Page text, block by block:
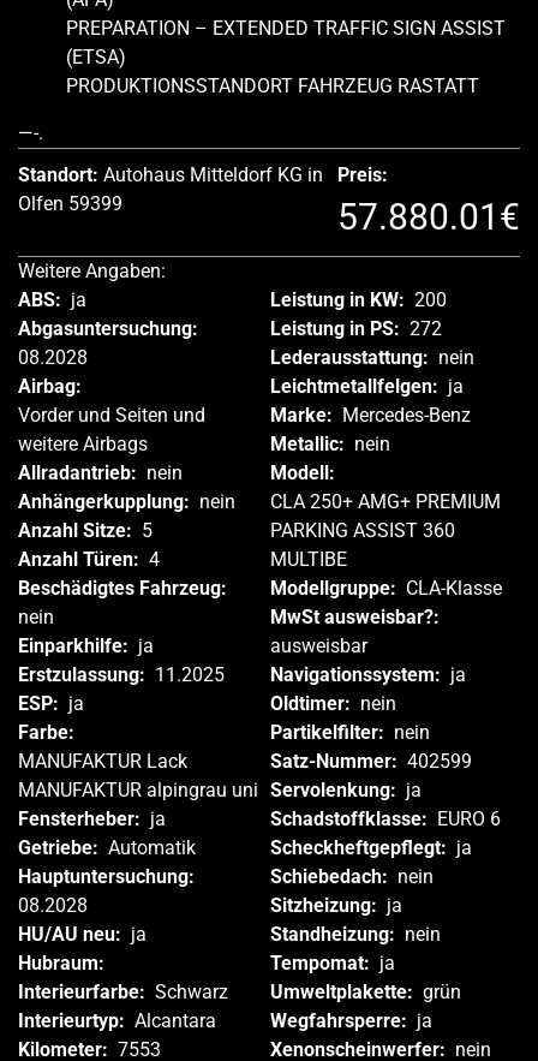
PREPARATION – EXTENDED TRAFFIC SIGN ASSIST
(ETSA)
PRODUKTIONSSTANDORT FAHRZEUG RASTATT
—-.
Standort: Autohaus Mitteldorf KG in
Olfen 59399
Preis:
57.880.01€
Weitere Angaben:
ABS: ja
Abgasuntersuchung:
08.2028
Airbag:
Vorder und Seiten und
weitere Airbags
Allradantrieb: nein
Anhängerkupplung: nein
Anzahl Sitze: 5
Anzahl Türen: 4
Beschädigtes Fahrzeug:
nein
Einparkhilfe: ja
Erstzulassung: 11.2025
ESP: ja
Farbe:
MANUFAKTUR Lack
MANUFAKTUR alpingrau uni
Fensterheber: ja
Getriebe: Automatik
Hauptuntersuchung:
08.2028
HU/AU neu: ja
Hubraum:
Interieurfarbe: Schwarz
Interieurtyp: Alcantara
Kilometer: 7553
Leistung in KW: 200
Leistung in PS: 272
Lederausstattung: nein
Leichtmetallfelgen: ja
Marke: Mercedes-Benz
Metallic: nein
Modell:
CLA 250+ AMG+ PREMIUM
PARKING ASSIST 360
MULTIBE
Modellgruppe: CLA-Klasse
MwSt ausweisbar?:
ausweisbar
Navigationssystem: ja
Oldtimer: nein
Partikelfilter: nein
Satz-Nummer: 402599
Servolenkung: ja
Schadstoffklasse: EURO 6
Scheckheftgepflegt: ja
Schiebedach: nein
Sitzheizung: ja
Standheizung: nein
Tempomat: ja
Umweltplakette: grün
Wegfahrsperre: ja
Xenonscheinwerfer: nein